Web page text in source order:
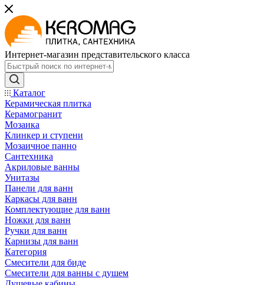
Интернет-магазин представительского класса
Каталог
Керамическая плитка
Керамогранит
Мозаика
Клинкер и ступени
Мозаичное панно
Сантехника
Акриловые ванны
Унитазы
Панели для ванн
Каркасы для ванн
Комплектующие для ванн
Ножки для ванн
Ручки для ванн
Карнизы для ванн
Категория
Смесители для биде
Смесители для ванны с душем